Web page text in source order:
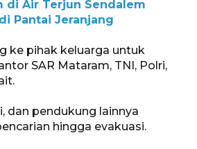
di Air Terjun Sendalem
Pantai Jeranjang
ke pihak keluarga untuk
SAR Mataram, TNI, Polri,
dan pendukung lainnya
hingga evakuasi.